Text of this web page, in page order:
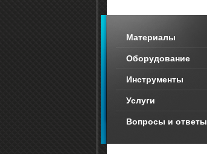
Материалы
Оборудование
Инструменты
Услуги
Вопросы и ответы